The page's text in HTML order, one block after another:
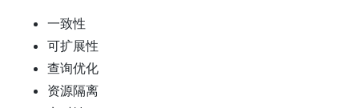
一致性
可扩展性
查询优化
资源隔离